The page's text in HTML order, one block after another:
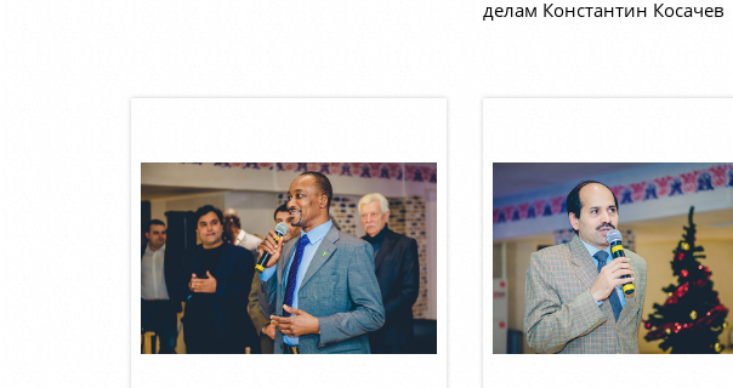
делам Константин Косачев